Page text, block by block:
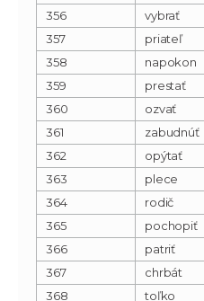
356
vybrať
357
priateľ
358
napokon
359
prestať
360
ozvať
361
zabudnúť
362
opýtať
363
plece
364
rodič
365
pochopiť
366
patriť
367
chrbát
368
toľko